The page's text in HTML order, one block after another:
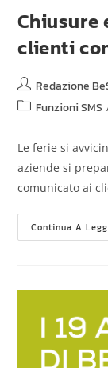
Chiusure
clienti
Redazione
Funzioni SMS
Le ferie si
aziende si
comunicato ai
Continua A